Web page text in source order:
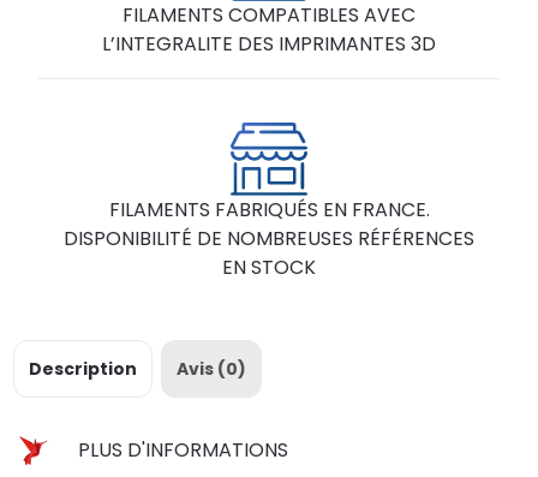
FILAMENTS COMPATIBLES AVEC
L’INTEGRALITE DES IMPRIMANTES 3D
FILAMENTS FABRIQUÉS EN FRANCE.
DISPONIBILITÉ DE NOMBREUSES RÉFÉRENCES
EN STOCK
Description Avis (0)
PLUS D'INFORMATIONS